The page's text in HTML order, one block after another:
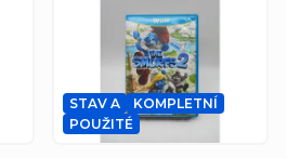
STAV A
KOMPLETNÍ
POUŽITÉ